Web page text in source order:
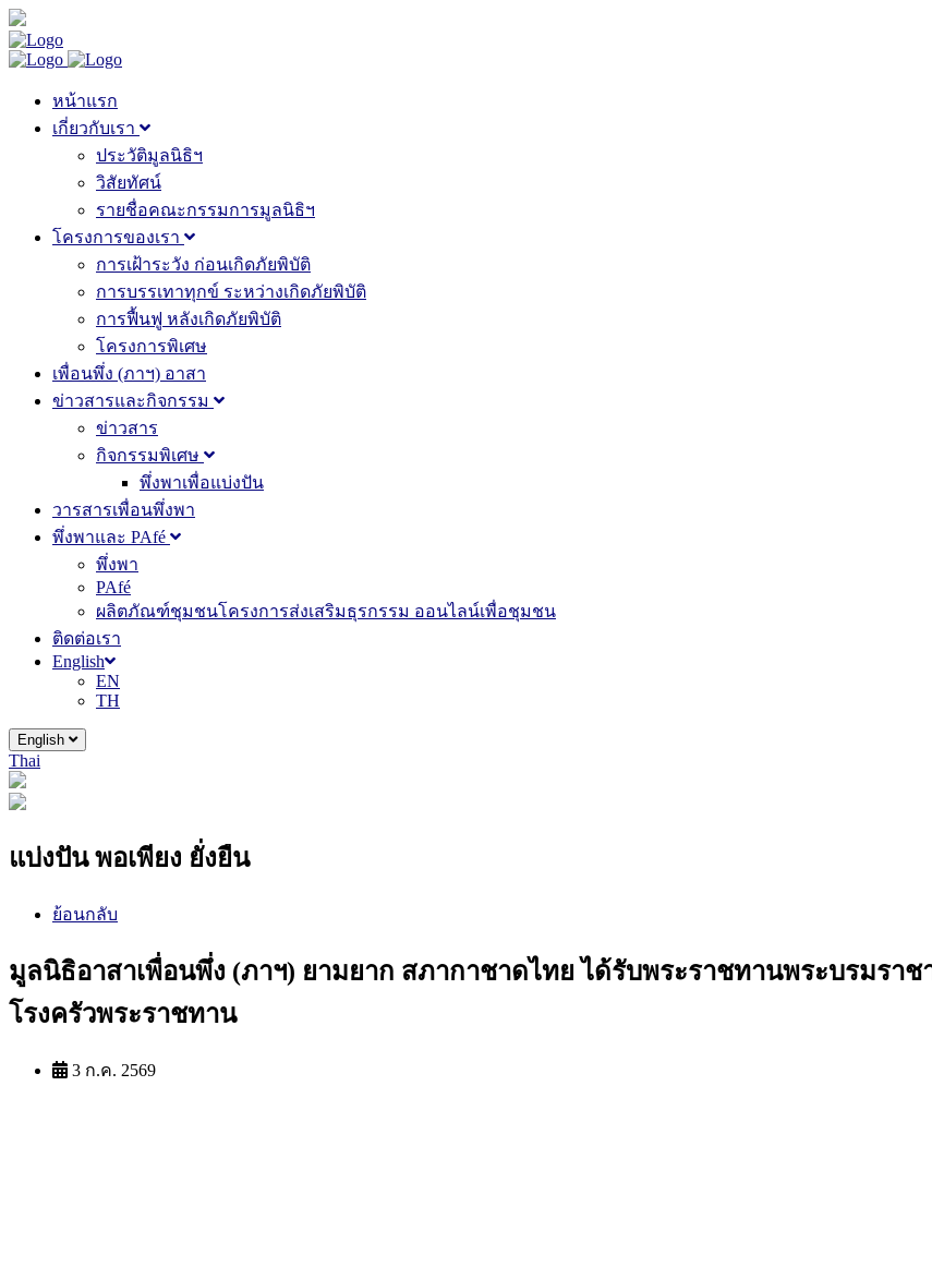
หน้าแรก
เกี่ยวกับเรา
ประวัติมูลนิธิฯ
วิสัยทัศน์
รายชื่อคณะกรรมการมูลนิธิฯ
โครงการของเรา
การเฝ้าระวัง ก่อนเกิดภัยพิบัติ
การบรรเทาทุกข์ ระหว่างเกิดภัยพิบัติ
การฟื้นฟู หลังเกิดภัยพิบัติ
โครงการพิเศษ
เพื่อนพึ่ง (ภาฯ) อาสา
ข่าวสารและกิจกรรม
ข่าวสาร
กิจกรรมพิเศษ
พึ่งพาเพื่อแบ่งปัน
วารสารเพื่อนพึ่งพา
พึ่งพาและ PAfé
พึ่งพา
PAfé
ผลิตภัณฑ์ชุมชนโครงการส่งเสริมธุรกรรม ออนไลน์เพื่อชุมชน
ติดต่อเรา
English
EN
TH
English
Thai
แบ่งปัน พอเพียง ยั่งยืน
ย้อนกลับ
มูลนิธิอาสาเพื่อนพึ่ง (ภาฯ) ยามยาก สภากาชาดไทย ได้รับพระราชทานพระบรมรา
โรงครัวพระราชทาน
3 ก.ค. 2569